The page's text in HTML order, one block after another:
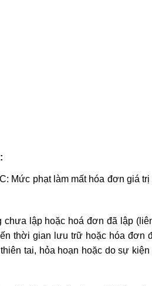
Mức phạt làm mất hóa đơn giá
lập hoặc hoá đơn đã lập
thời gian lưu trữ hoặc hóa đơn
tai, hỏa hoạn hoặc do sự